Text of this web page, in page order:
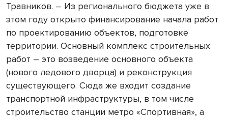
Травников. – Из регионального бюджета уже в
этом году открыто финансирование начала работ
по проектированию объектов, подготовке
территории. Основный комплекс строительных
работ – это возведение основного объекта
(нового ледового дворца) и реконструкция
существующего. Сюда же входит создание
транспортной инфраструктуры, в том числе
строительство станции метро «Спортивная», а